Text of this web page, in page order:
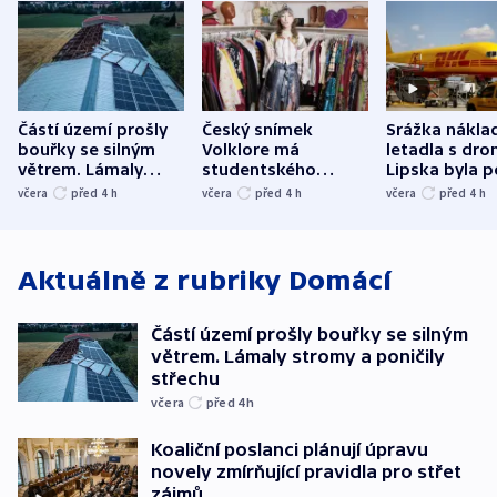
Částí území prošly
bouřky se silným
větrem. Lámaly
stromy a poničily
včera před 4 h
Český snímek
Volklore má
studentského
Oscara, zabojuje o
včera před 4 h
Srážka
letadla s
Lipska byla
německého
včera před 4 h
Aktuálně z rubriky Domácí
Částí území prošly bouřky se silným
větrem. Lámaly stromy a poničily
střechu
včera před 4h
Koaliční poslanci plánují úpravu
novely zmírňující pravidla pro střet